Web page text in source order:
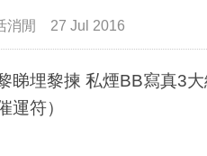
消閒 27 Jul 2016
私煙BB寫真3大絕世用途（附送自家
運符）